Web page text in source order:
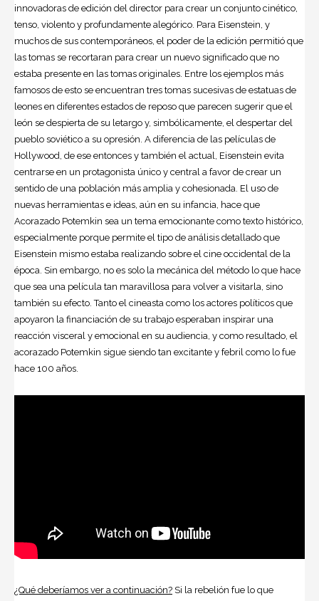
innovadoras de edición del director para crear un conjunto cinético,
tenso, violento y profundamente alegórico. Para Eisenstein, y
muchos de sus contemporáneos, el poder de la edición permitió que
las tomas se recortaran para crear un nuevo significado que no
estaba presente en las tomas originales. Entre los ejemplos más
famosos de esto se encuentran tres tomas sucesivas de estatuas de
leones en diferentes estados de reposo que parecen sugerir que el
león se despierta de su letargo y, simbólicamente, el despertar del
pueblo soviético a su opresión. A diferencia de las películas de
Hollywood, de ese entonces y también el actual, Eisenstein evita
centrarse en un protagonista único y central a favor de crear un
sentido de una población más amplia y cohesionada. El uso de
nuevas herramientas e ideas, aún en su infancia, hace que
Acorazado Potemkin sea un tema emocionante como texto histórico,
especialmente porque permite el tipo de análisis detallado que
Eisenstein mismo estaba realizando sobre el cine occidental de la
época. Sin embargo, no es solo la mecánica del método lo que hace
que sea una película tan maravillosa para volver a visitarla, sino
también su efecto. Tanto el cineasta como los actores políticos que
apoyaron la financiación de su trabajo esperaban inspirar una
reacción visceral y emocional en su audiencia, y como resultado, el
acorazado Potemkin sigue siendo tan excitante y febril como lo fue
hace 100 años.
¿Qué deberíamos ver a continuación? Si la rebelión fue lo que